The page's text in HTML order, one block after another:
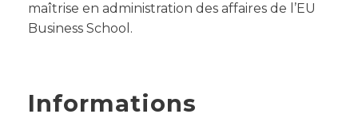
maîtrise en administration des affaires de l’EU
Business School.
Informations